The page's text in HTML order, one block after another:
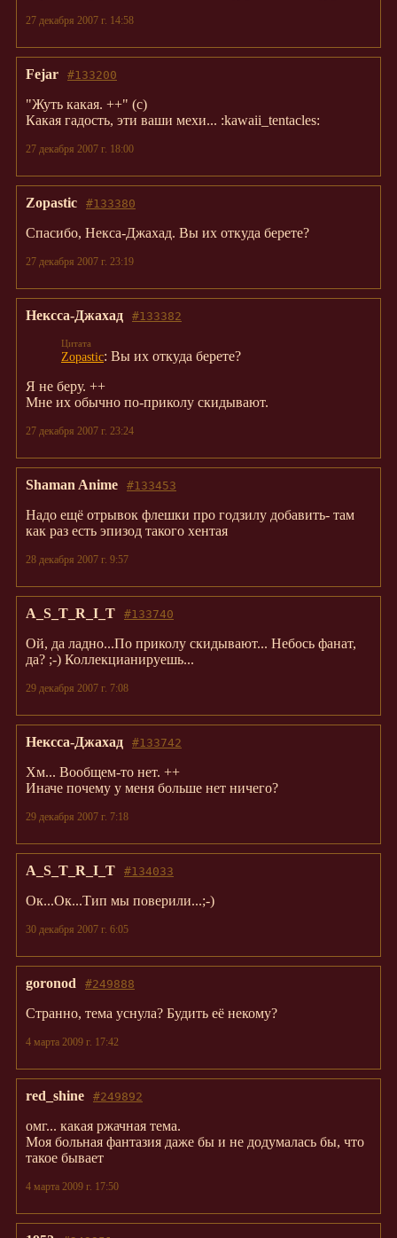
27 декабря 2007 г. 14:58
#133200
Fejar
"Жуть какая. ++" (с)
Какая гадость, эти ваши мехи... :kawaii_tentacles:
27 декабря 2007 г. 18:00
#133380
Zopastic
Спасибо, Некса-Джахад. Вы их откуда берете?
27 декабря 2007 г. 23:19
#133382
Нексса-Джахад
Zopastic: Вы их откуда берете?
Я не беру. ++
Мне их обычно по-приколу скидывают.
27 декабря 2007 г. 23:24
#133453
Shaman Anime
Надо ещё отрывок флешки про годзилу добавить- там
как раз есть эпизод такого хентая
28 декабря 2007 г. 9:57
#133740
A_S_T_R_I_T
Ой, да ладно...По приколу скидывают... Небось фанат,
да? ;-) Коллекцианируешь...
29 декабря 2007 г. 7:08
#133742
Нексса-Джахад
Хм... Вообщем-то нет. ++
Иначе почему у меня больше нет ничего?
29 декабря 2007 г. 7:18
#134033
A_S_T_R_I_T
Ок...Ок...Тип мы поверили...;-)
30 декабря 2007 г. 6:05
#249888
goronod
Странно, тема уснула? Будить её некому?
4 марта 2009 г. 17:42
#249892
red_shine
омг... какая ржачная тема.
Моя больная фантазия даже бы и не додумалась бы, что
такое бывает
4 марта 2009 г. 17:50